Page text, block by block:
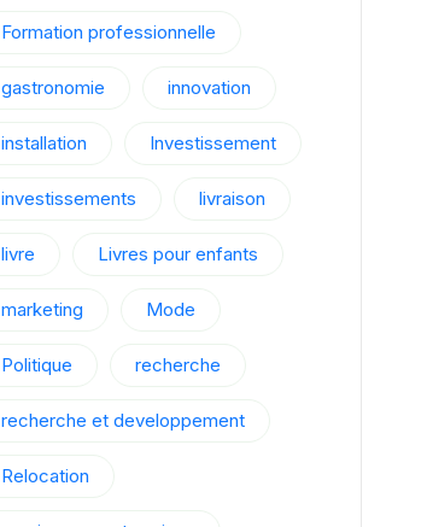
Formation professionnelle
gastronomie innovation
installation Investissement
investissements livraison
livre Livres pour enfants
marketing Mode
Politique recherche
recherche et developpement
Relocation